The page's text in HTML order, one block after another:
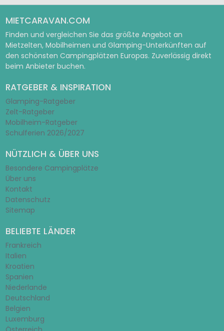
MIETCARAVAN.COM
Finden und vergleichen Sie das größte Angebot an
Mietzelten, Mobilheimen und Glamping-Unterkünften auf
den schönsten Campingplätzen Europas. Zuverlässig direkt
beim Anbieter buchen.
RATGEBER & INSPIRATION
Glamping-Ratgeber
Zelt-Ratgeber
Mobilheim-Ratgeber
Schulferien 2026/2027
NÜTZLICH & ÜBER UNS
Besondere Campingplätze
Über uns
Kontakt
Datenschutz
Sitemap
BELIEBTE LÄNDER
Frankreich
Italien
Kroatien
Spanien
Niederlande
Deutschland
Belgien
Luxemburg